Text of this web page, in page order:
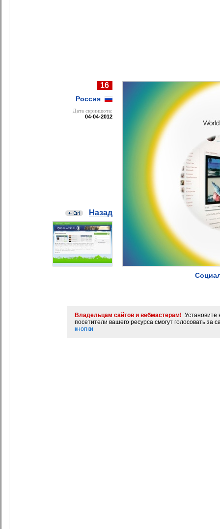
16
Россия
Дата cкриншота:
04-04-2012
Назад
Владельцам сайтов и вебмастерам! Установите
посетители вашего ресурса смогут голосовать за
кнопки